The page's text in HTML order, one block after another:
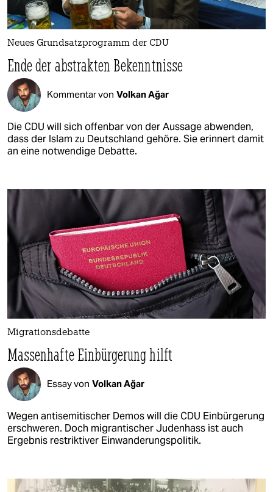
Neues Grundsatzprogramm der CDU
Ende der abstrakten Bekenntnisse
Kommentar von Volkan Ağar
Die CDU will sich offenbar von der Aussage abwenden,
dass der Islam zu Deutschland gehöre. Sie erinnert damit
an eine notwendige Debatte.
Migrationsdebatte
Massenhafte Einbürgerung hilft
Essay von Volkan Ağar
Wegen antisemitischer Demos will die CDU Einbürgerung
erschweren. Doch migrantischer Judenhass ist auch
Ergebnis restriktiver Einwanderungspolitik.